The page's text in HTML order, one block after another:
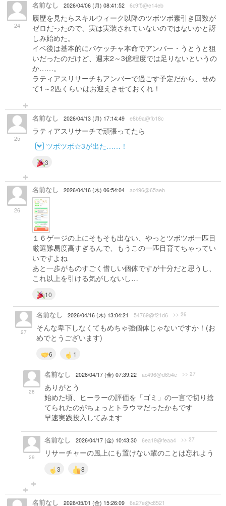
24
名前なし 2026/04/06 (月) 08:41:52 6c9f5@e14eb
履歴を見たらスキルウィーク以降のツボツボ素引き回数が
ゼロだったので、実は実装されていないのではないかと訝
しみ始めた。
イベ後は基本的にバケッチャ本命でアンバー・うとうと狙
いだったのだけど、週末2～3億程度では足りないというの
か……。
ラティアスリサーチもアンバーで過ごす予定だから、せめ
て1～2匹くらいはお迎えさせておくれ！
25
名前なし 2026/04/13 (月) 17:14:49 e8b9a@fb18c
ラティアスリサーチで頑張ってたら
ツボツボ☆3が出た……！
3
26
名前なし 2026/04/16 (木) 06:54:04 ac496@65aeb
１６ゲージの上にそもそも出ない、やっとツボツボ一匹目
厳選難易度高すぎるんで、もうこの一匹目育てちゃってい
いですよね
あと一歩がものすごく惜しい個体ですが十分だと思うし、
これ以上を引ける気がしないし…
10
27
名前なし 2026/04/16 (木) 13:04:21 54769@f21d6 >> 26
そんな卑下しなくてもめちゃ強個体じゃないですか！(お
めでとうございます)
6 1
28
名前なし 2026/04/17 (金) 07:39:22 ac496@d654e >> 27
ありがとう
始めた頃、ヒーラーの評価を「ゴミ」の一言で切り捨
てられたのがちょっとトラウマだったかもです
早速実践投入してみます
29
名前なし 2026/04/17 (金) 10:43:30 6ea19@feaa4 >> 27
リサーチャーの風上にも置けない輩のことは忘れよう
3 8
名前なし 2026/05/01 (金) 15:26:09 6a27e@c8521